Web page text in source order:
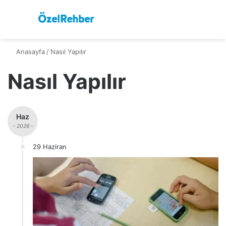
Menü
Anasayfa / Nasıl Yapılır
Nasıl Yapılır
Haz
- 2026 -
29 Haziran